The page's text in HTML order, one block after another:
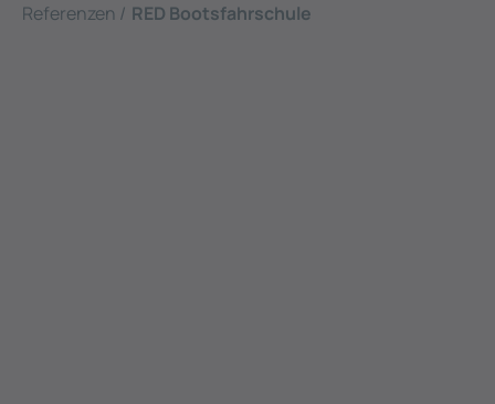
Referenzen / RED Bootsfahrschule